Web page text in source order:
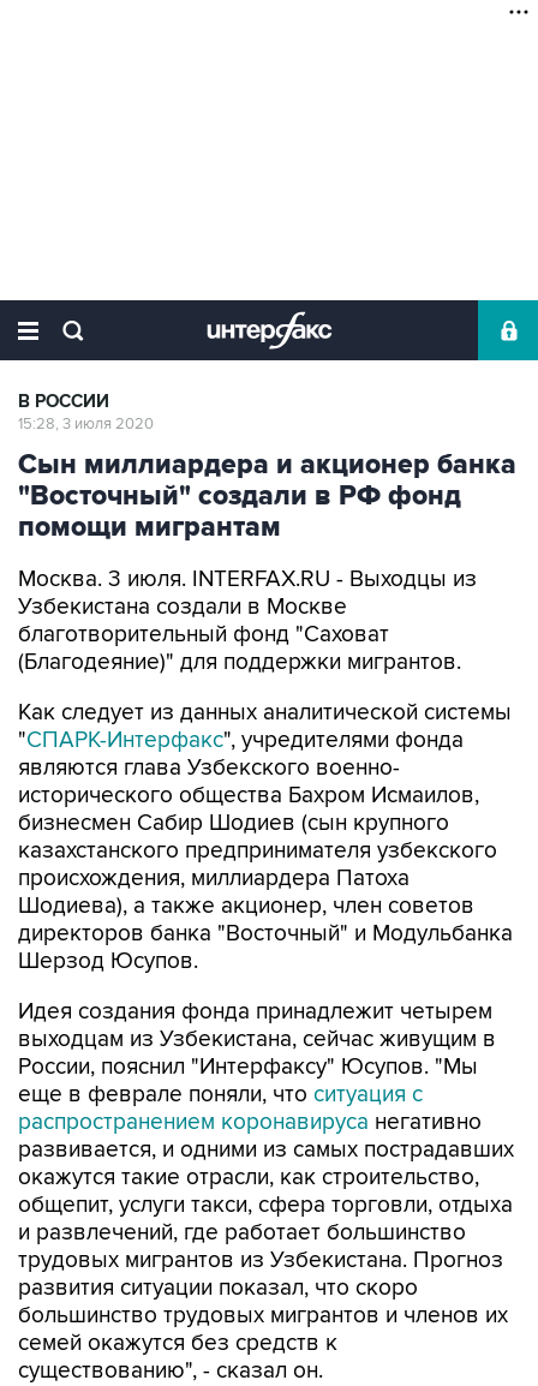
В РОССИИ
15:28, 3 июля 2020
Сын миллиардера и акционер банка
"Восточный" создали в РФ фонд
помощи мигрантам
Москва. 3 июля. INTERFAX.RU - Выходцы из
Узбекистана создали в Москве
благотворительный фонд "Саховат
(Благодеяние)" для поддержки мигрантов.
Как следует из данных аналитической системы
"СПАРК-Интерфакс", учредителями фонда
являются глава Узбекского военно-
исторического общества Бахром Исмаилов,
бизнесмен Сабир Шодиев (сын крупного
казахстанского предпринимателя узбекского
происхождения, миллиардера Патоха
Шодиева), а также акционер, член советов
директоров банка "Восточный" и Модульбанка
Шерзод Юсупов.
Идея создания фонда принадлежит четырем
выходцам из Узбекистана, сейчас живущим в
России, пояснил "Интерфаксу" Юсупов. "Мы
еще в феврале поняли, что ситуация с
распространением коронавируса негативно
развивается, и одними из самых пострадавших
окажутся такие отрасли, как строительство,
общепит, услуги такси, сфера торговли, отдыха
и развлечений, где работает большинство
трудовых мигрантов из Узбекистана. Прогноз
развития ситуации показал, что скоро
большинство трудовых мигрантов и членов их
семей окажутся без средств к
существованию", - сказал он.